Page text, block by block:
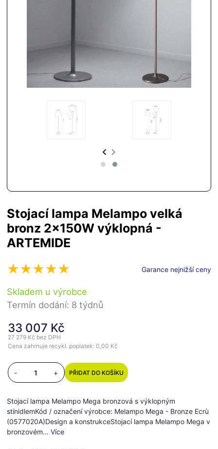
Stojací lampa Melampo velká
bronz 2x150W výklopná -
ARTEMIDE
Garance nejnižší ceny
Skladem u výrobce
Termín dodání: 8 týdnů
33 007 Kč
27 279 Kč bez DPH
Cena zahrnuje recykl. poplatek: 0,00 Kč
- + PŘIDAT DO KOŠÍKU
Stojací lampa Melampo Mega bronzová s výklopným
stínidlemKód / označení výrobce: Melampo Mega - Bronze Ecrù
(0577020A)Design a konstrukceStojací lampa Melampo Mega v
bronzovém… Více